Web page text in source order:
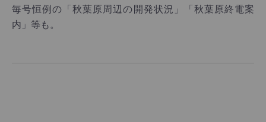
毎号恒例の「秋葉原周辺の開発状況」「秋葉原終電案
内」等も。